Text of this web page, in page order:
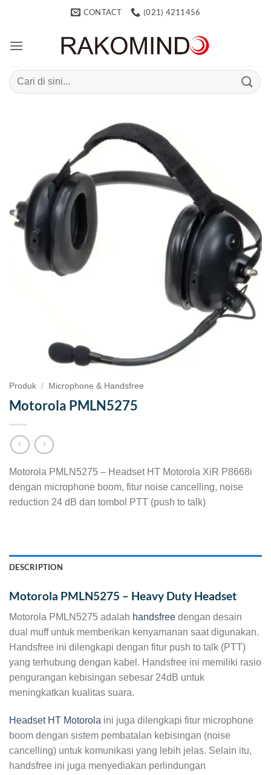
CONTACT (021) 4211456
Search
for:
Produk / Microphone & Handsfree
Motorola PMLN5275
Motorola PMLN5275 – Headset HT Motorola XiR P8668i
dengan microphone boom, fitur noise cancelling, noise
reduction 24 dB dan tombol PTT (push to talk)
DESCRIPTION
Motorola PMLN5275 – Heavy Duty Headset
Motorola PMLN5275 adalah handsfree dengan desain
dual muff untuk memberikan kenyamanan saat digunakan.
Handsfree ini dilengkapi dengan fitur push to talk (PTT)
yang terhubung dengan kabel. Handsfree ini memiliki rasio
pengurangan kebisingan sebesar 24dB untuk
meningkatkan kualitas suara.
Headset HT Motorola ini juga dilengkapi fitur microphone
boom dengan sistem pembatalan kebisingan (noise
cancelling) untuk komunikasi yang lebih jelas. Selain itu,
handsfree ini juga menyediakan perlindungan